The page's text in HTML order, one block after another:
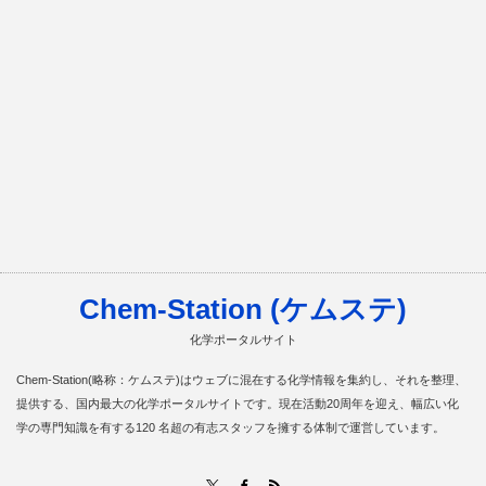
Chem-Station (ケムステ)
化学ポータルサイト
Chem-Station(略称：ケムステ)はウェブに混在する化学情報を集約し、それを整理、
提供する、国内最大の化学ポータルサイトです。現在活動20周年を迎え、幅広い化
学の専門知識を有する120 名超の有志スタッフを擁する体制で運営しています。
Facebook